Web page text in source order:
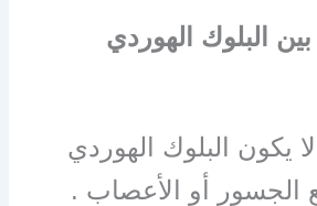
بين البلوك الهوردي
يكون البلوك الهوردي
أو الأعصاب .